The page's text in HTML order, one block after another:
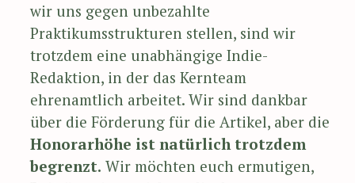
wir uns gegen unbezahlte
Praktikumsstrukturen stellen, sind wir
trotzdem eine unabhängige Indie-
Redaktion, in der das Kernteam
ehrenamtlich arbeitet. Wir sind dankbar
über die Förderung für die Artikel, aber die
Honorarhöhe ist natürlich trotzdem
begrenzt. Wir möchten euch ermutigen,